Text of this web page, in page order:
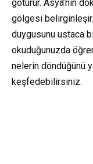
götürür. Asya’nın
gölgesi
duygusunu ustaca
okuduğunuzda
nelerin döndüğünü
keşfedebilirsiniz.